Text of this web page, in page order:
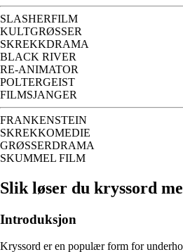
SLASHERFILM
KULTGRØSSER
SKREKKDRAMA
BLACK RIVER
RE-ANIMATOR
POLTERGEIST
FILMSJANGER
FRANKENSTEIN
SKREKKOMEDIE
GRØSSERDRAMA
SKUMMEL FILM
Slik løser du kryssord
Introduksjon
Kryssord er en populær form for